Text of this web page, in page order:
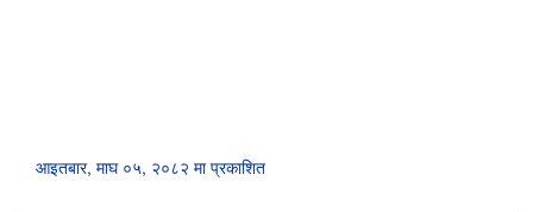
आइतबार, माघ ०५, २०८२ मा प्रकाशित